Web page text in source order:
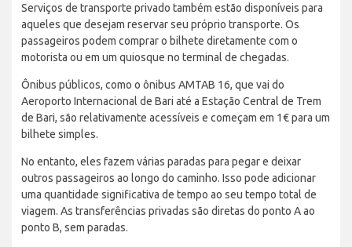
Serviços de transporte privado também estão disponíveis para
aqueles que desejam reservar seu próprio transporte. Os
passageiros podem comprar o bilhete diretamente com o
motorista ou em um quiosque no terminal de chegadas.
Ônibus públicos, como o ônibus AMTAB 16, que vai do
Aeroporto Internacional de Bari até a Estação Central de Trem
de Bari, são relativamente acessíveis e começam em 1€ para um
bilhete simples.
No entanto, eles fazem várias paradas para pegar e deixar
outros passageiros ao longo do caminho. Isso pode adicionar
uma quantidade significativa de tempo ao seu tempo total de
viagem. As transferências privadas são diretas do ponto A ao
ponto B, sem paradas.